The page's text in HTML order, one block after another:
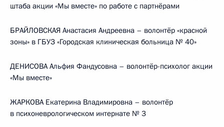
штаба акции «Мы вместе» по работе с партнёрами
БРАЙЛОВСКАЯ Анастасия Андреевна – волонтёр «красной
зоны» в ГБУЗ «Городская клиническая больница № 40»
ДЕНИСОВА Альфия Фандусовна – волонтёр-психолог акции
«Мы вместе»
ЖАРКОВА Екатерина Владимировна – волонтёр
в психоневрологическом интернате № 3